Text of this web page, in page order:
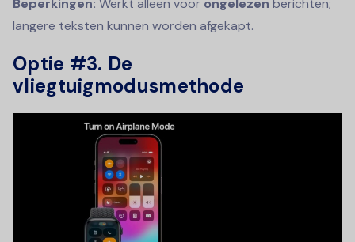
Beperkingen: Werkt alleen voor ongelezen berichten;
langere teksten kunnen worden afgekapt.
Optie #3. De
vliegtuigmodusmethode